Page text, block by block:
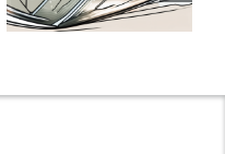
Expertentipps
für maximale